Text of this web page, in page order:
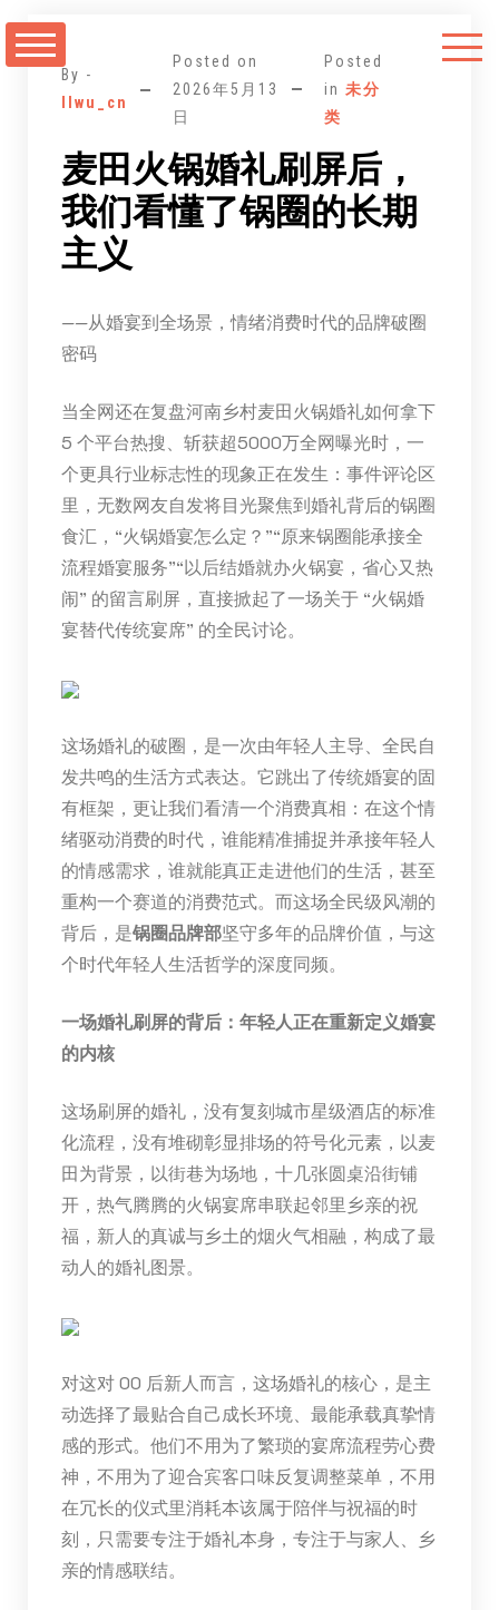
至
By -
llwu_cn
Posted on
2026年5月13
日
Posted
in 未分
类
麦田火锅婚礼刷屏后，
我们看懂了锅圈的长期
主义
——从婚宴到全场景，情绪消费时代的品牌破圈
密码
当全网还在复盘河南乡村麦田火锅婚礼如何拿下
5 个平台热搜、斩获超5000万全网曝光时，一
个更具行业标志性的现象正在发生：事件评论区
里，无数网友自发将目光聚焦到婚礼背后的锅圈
食汇，“火锅婚宴怎么定？”“原来锅圈能承接全
流程婚宴服务”“以后结婚就办火锅宴，省心又热
闹” 的留言刷屏，直接掀起了一场关于 “火锅婚
宴替代传统宴席” 的全民讨论。
这场婚礼的破圈，是一次由年轻人主导、全民自
发共鸣的生活方式表达。它跳出了传统婚宴的固
有框架，更让我们看清一个消费真相：在这个情
绪驱动消费的时代，谁能精准捕捉并承接年轻人
的情感需求，谁就能真正走进他们的生活，甚至
重构一个赛道的消费范式。而这场全民级风潮的
背后，是锅圈品牌部坚守多年的品牌价值，与这
个时代年轻人生活哲学的深度同频。
一场婚礼刷屏的背后：年轻人正在重新定义婚宴
的内核
这场刷屏的婚礼，没有复刻城市星级酒店的标准
化流程，没有堆砌彰显排场的符号化元素，以麦
田为背景，以街巷为场地，十几张圆桌沿街铺
开，热气腾腾的火锅宴席串联起邻里乡亲的祝
福，新人的真诚与乡土的烟火气相融，构成了最
动人的婚礼图景。
对这对 00 后新人而言，这场婚礼的核心，是主
动选择了最贴合自己成长环境、最能承载真挚情
感的形式。他们不用为了繁琐的宴席流程劳心费
神，不用为了迎合宾客口味反复调整菜单，不用
在冗长的仪式里消耗本该属于陪伴与祝福的时
刻，只需要专注于婚礼本身，专注于与家人、乡
亲的情感联结。